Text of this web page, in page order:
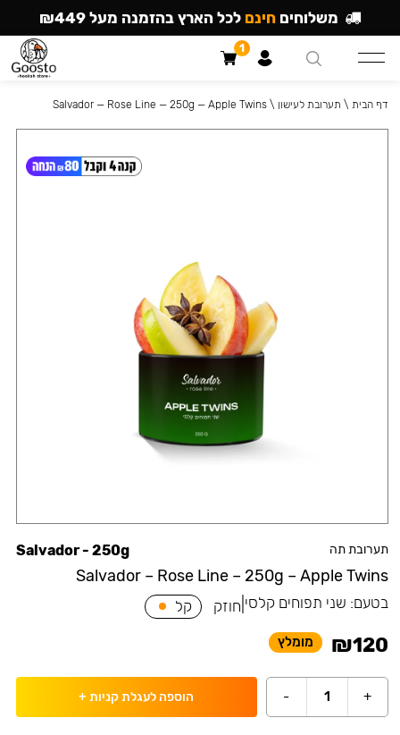
תערובת תה
Salvador – Rose Line – 250g – Apple Twins
Salvador - 250g
בטעם: שני תפוחים קלסי חוזק קל
₪120 מומלץ
+
1
- הוספה לעגלת קניות +
דף הבית \ תערובת לעישון \
Salvador — Rose Line — 250g — Apple Twins
משלוחים חינם לכל הארץ בהזמנה מעל ₪449
1